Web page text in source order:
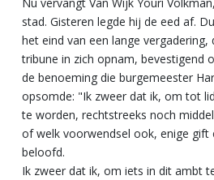
stad. Gisteren legde hij de eed af.
het eind van een lange vergadering,
tribune in zich opnam, bevestigend
de benoeming die burgemeester
opsomde: "Ik zweer dat ik, om tot
te worden, rechtstreeks noch
of welk voorwendsel ook, enige
beloofd.
Ik zweer dat ik, om iets in dit ambt